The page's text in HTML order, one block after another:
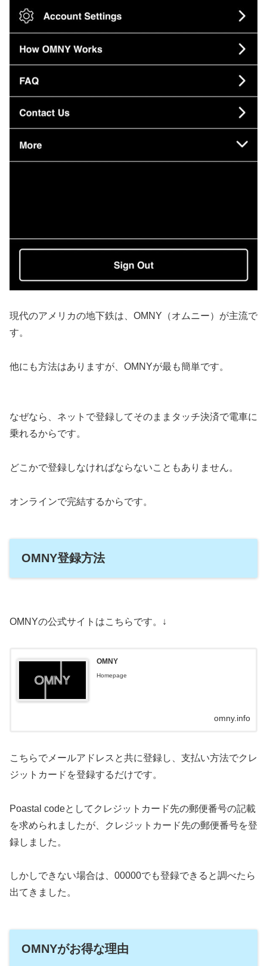
現代のアメリカの地下鉄は、OMNY（オムニー）が主流で
す。
他にも方法はありますが、OMNYが最も簡単です。
なぜなら、ネットで登録してそのままタッチ決済で電車に
乗れるからです。
どこかで登録しなければならないこともありません。
オンラインで完結するからです。
OMNY登録方法
OMNYの公式サイトはこちらです。↓
OMNY
Homepage
omny.info
こちらでメールアドレスと共に登録し、支払い方法でクレ
ジットカードを登録するだけです。
Poastal codeとしてクレジットカード先の郵便番号の記載
を求められましたが、クレジットカード先の郵便番号を登
録しました。
しかしできない場合は、00000でも登録できると調べたら
出てきました。
OMNYがお得な理由